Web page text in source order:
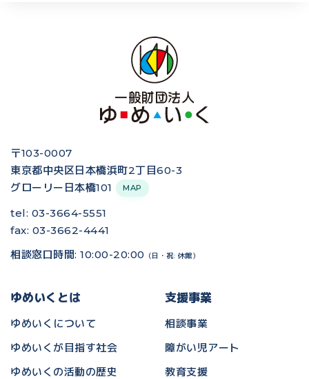
〒103-0007
東京都中央区日本橋浜町2丁目60-3
グローリー日本橋101
MAP
tel: 03-3664-5551
fax: 03-3662-4441
相談窓口時間: 10:00-20:00
（日・祝: 休館）
ゆめいくとは
ゆめいくについて
ゆめいくが目指す社会
ゆめいくの活動の歴史
支援事業
相談事業
障がい児アート
教育支援